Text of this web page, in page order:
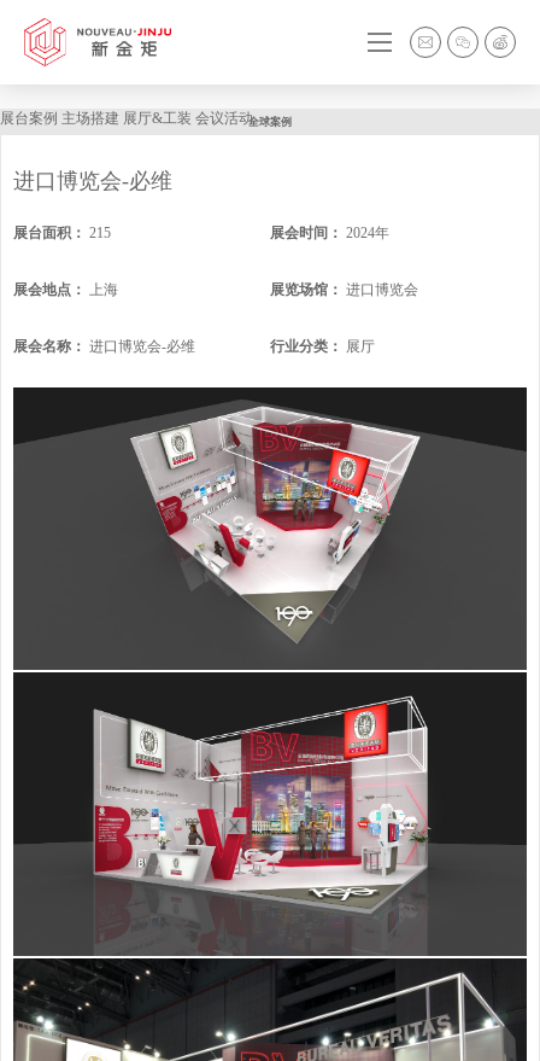
全球案例
展台案例 主场搭建 展厅&工装 会议活动
进口博览会-必维
展台面积： 215 展会时间： 2024年
展会地点： 上海 展览场馆： 进口博览会
展会名称： 进口博览会-必维 行业分类： 展厅